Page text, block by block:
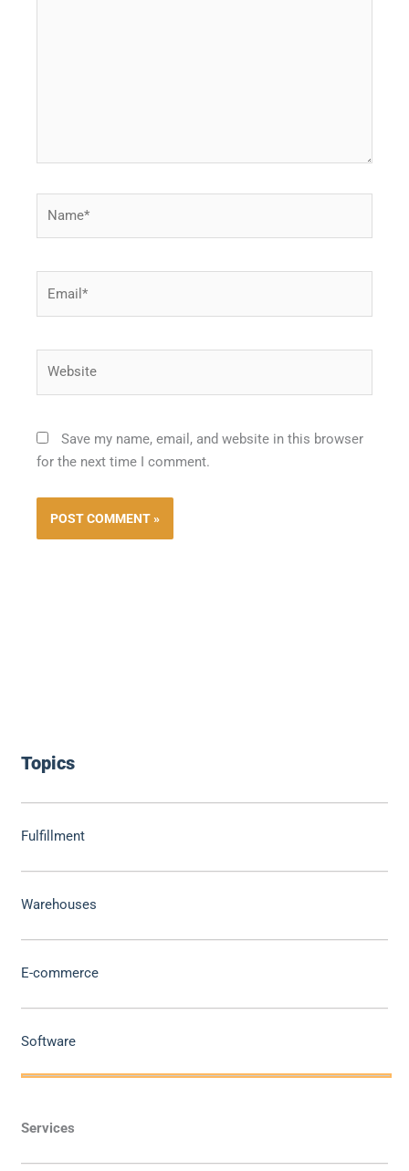
Topics
Fulfillment
Warehouses
E-commerce
Software
Services
Save my name, email, and website in this browser
for the next time I comment.